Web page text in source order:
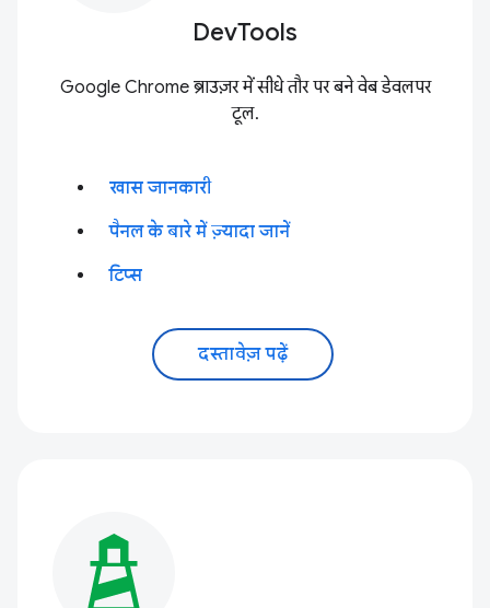
DevTools
Google Chrome ब्राउज़र में सीधे तौर पर बने वेब डेवलपर
टूल.
खास जानकारी
पैनल के बारे में ज़्यादा जानें
टिप्स
दस्तावेज़ पढ़ें